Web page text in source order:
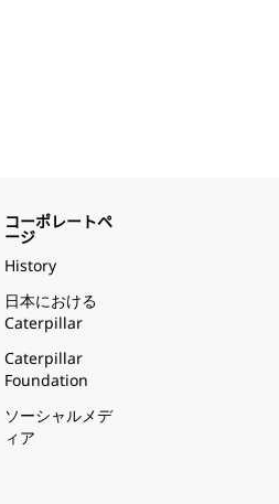
コーポレートペ
ージ
History
日本における
Caterpillar
Caterpillar
Foundation
ソーシャルメデ
ィア